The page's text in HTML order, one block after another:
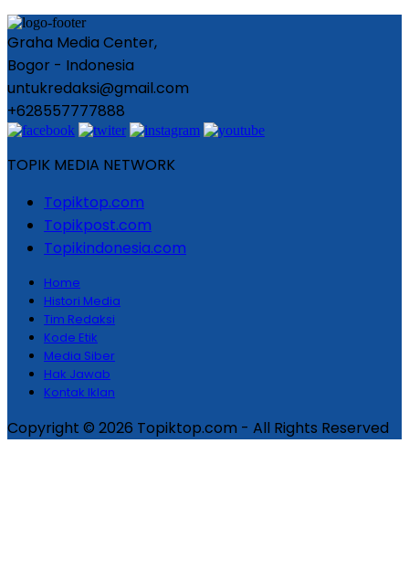
Graha Media Center,
Bogor - Indonesia
untukredaksi@gmail.com
+628557777888
TOPIK MEDIA NETWORK
Topiktop.com
Topikpost.com
Topikindonesia.com
Home
Histori Media
Tim Redaksi
Kode Etik
Media Siber
Hak Jawab
Kontak Iklan
Copyright © 2026 Topiktop.com - All Rights Reserved